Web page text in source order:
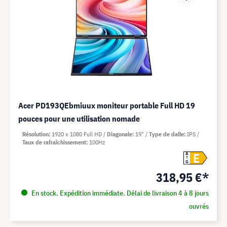
Acer PD193QEbmiuux moniteur portable Full HD 19
pouces pour une utilisation nomade
A
G
E
318,95 €*
En stock. Expédition immédiate. Délai de livraison 4 à 8 jours
ouvrés
Résolution 1920 x 1080 Full HD Diagonale 19" Type de dalle IPS
Taux de rafraîchissement 100Hz